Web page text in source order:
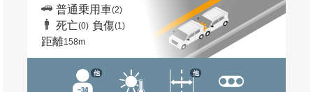
普通乗用車(2)
死亡(0) 負傷(1)
距離158m
他 他